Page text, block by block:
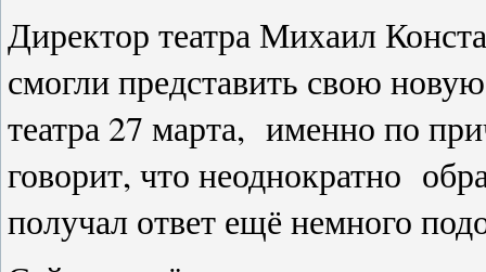
Директор театра Михаил
смогли представить свою
театра 27 марта, именно по
говорит, что неоднократно
получал ответ ещё немного